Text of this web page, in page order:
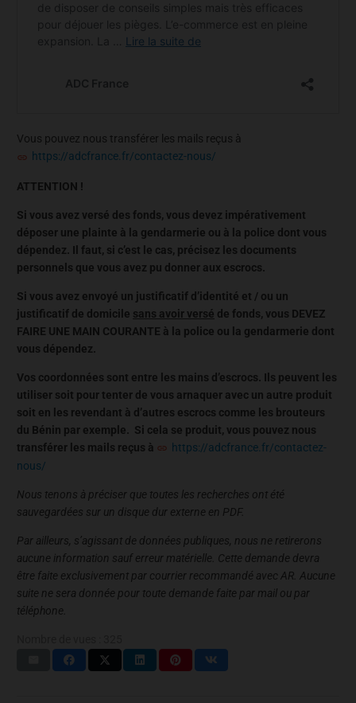
Vous pouvez nous transférer les mails reçus à
https://adcfrance.fr/contactez-nous/
ATTENTION !
Si vous avez versé des fonds, vous devez impérativement
déposer une plainte à la gendarmerie ou à la police dont vous
dépendez. Il faut, si c’est le cas, précisez les documents
personnels que vous avez pu donner aux escrocs.
Si vous avez envoyé un justificatif d’identité et / ou un
justificatif de domicile sans avoir versé de fonds, vous DEVEZ
FAIRE UNE MAIN COURANTE à la police ou la gendarmerie dont
vous dépendez.
Vos coordonnées sont entre les mains d’escrocs. Ils peuvent les
utiliser soit pour tenter de vous arnaquer avec un autre produit
soit en les revendant à d’autres escrocs comme les brouteurs
du Bénin par exemple. Si cela se produit, vous pouvez nous
transférer les mails reçus à
https://adcfrance.fr/contactez-
nous/
Nous tenons à préciser que toutes les recherches ont été
sauvegardées sur un disque dur externe en PDF.
Par ailleurs, s’agissant de données publiques, nous ne retirerons
aucune information sauf erreur matérielle. Cette demande devra
être faite exclusivement par courrier recommandé avec AR. Aucune
suite ne sera donnée pour toute demande faite par mail ou par
téléphone.